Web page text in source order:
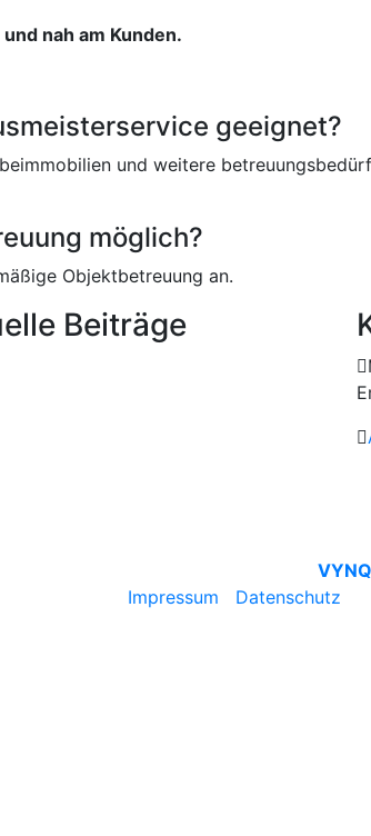
nah am Kunden.
geeignet?
und weitere
möglich?
Objektbetreuung an.
Beiträge
VYNQ
Impressum
Datenschutz